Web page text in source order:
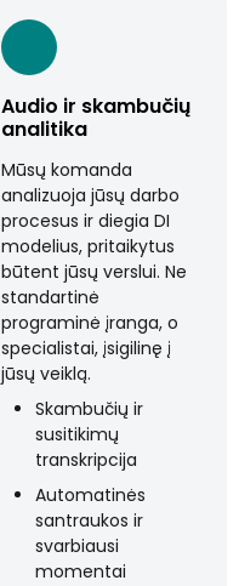
Audio ir skambučių
analitika
Mūsų komanda
analizuoja jūsų darbo
procesus ir diegia DI
modelius, pritaikytus
būtent jūsų verslui. Ne
standartinė
programinė įranga, o
specialistai, įsigilinę į
jūsų veiklą.
Skambučių ir
susitikimų
transkripcija
Automatinės
santraukos ir
svarbiausi
momentai